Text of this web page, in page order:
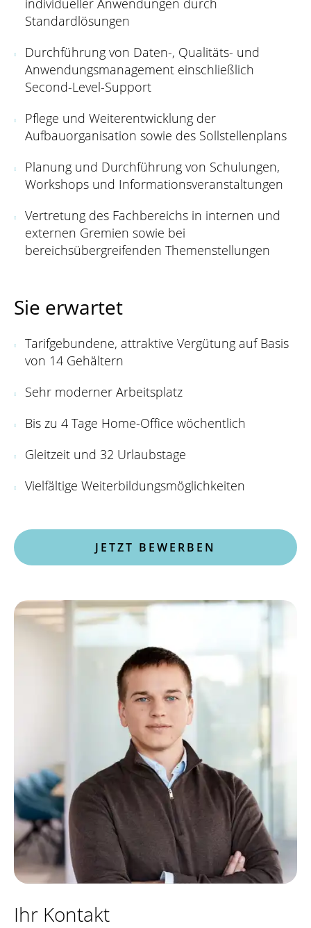
Standardlösungen
Durchführung von Daten-, Qualitäts- und
Anwendungsmanagement einschließlich
Second-Level-Support
Pflege und Weiterentwicklung der
Aufbauorganisation sowie des Sollstellenplans
Planung und Durchführung von Schulungen,
Workshops und Informationsveranstaltungen
Vertretung des Fachbereichs in internen und
externen Gremien sowie bei
bereichsübergreifenden Themenstellungen
Sie erwartet
Tarifgebundene, attraktive Vergütung auf Basis
von 14 Gehältern
Sehr moderner Arbeitsplatz
Bis zu 4 Tage Home-Office wöchentlich
Gleitzeit und 32 Urlaubstage
Vielfältige Weiterbildungsmöglichkeiten
JETZT BEWERBEN
Ihr Kontakt